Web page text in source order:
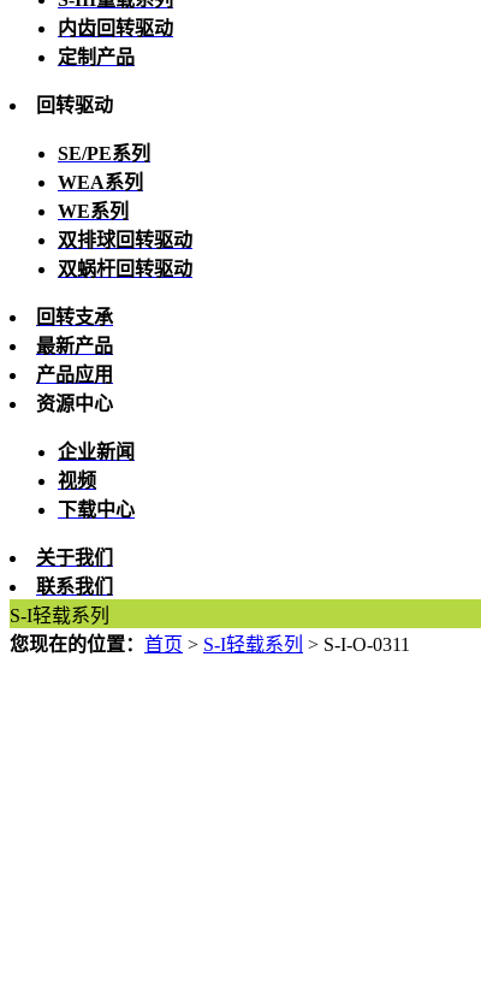
内齿回转驱动
定制产品
回转驱动
SE/PE系列
WEA系列
WE系列
双排球回转驱动
双蜗杆回转驱动
回转支承
最新产品
产品应用
资源中心
企业新闻
视频
下载中心
关于我们
联系我们
S-I轻载系列
您现在的位置： 首页 > S-I轻载系列 > S-I-O-0311